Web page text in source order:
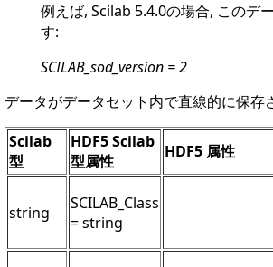
例えば, Scilab 5.4.0の場合, このデ
す:
SCILAB_sod_version = 2
データがデータセット内で直線的に保存
Scilab
型
HDF5 Scilab
型属性
HDF5 属性
string
SCILAB_Class
= string